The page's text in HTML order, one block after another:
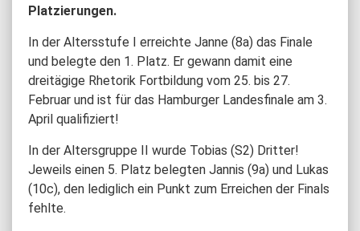
Platzierungen.
In der Altersstufe I erreichte Janne (8a) das Finale
und belegte den 1. Platz. Er gewann damit eine
dreitägige Rhetorik Fortbildung vom 25. bis 27.
Februar und ist für das Hamburger Landesfinale am 3.
April qualifiziert!
In der Altersgruppe II wurde Tobias (S2) Dritter!
Jeweils einen 5. Platz belegten Jannis (9a) und Lukas
(10c), den lediglich ein Punkt zum Erreichen der Finals
fehlte.